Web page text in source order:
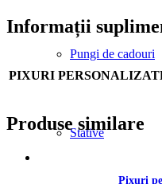
Pungi de cadouri
Stative
Informații
PIXURI
Produse similare
Pixuri